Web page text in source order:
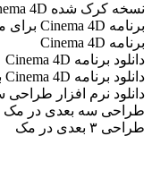
نسخه کرک شده Cinema 4D
برنامه Cinema 4D برای مک
برنامه Cinema 4D
دانلود برنامه Cinema 4D
دانلود برنامه Cinema 4D برای مک
دانلود نرم افزار
طراحی سه بعدی در مک
طراحی ۳ بعدی در مک